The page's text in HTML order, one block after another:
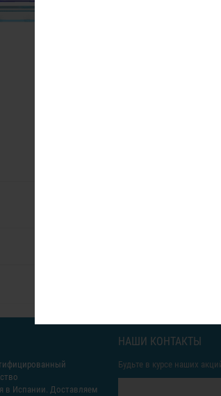
в Испании. Доставляем
НАШИ КОНТАКТЫ
Будьте в курсе наших